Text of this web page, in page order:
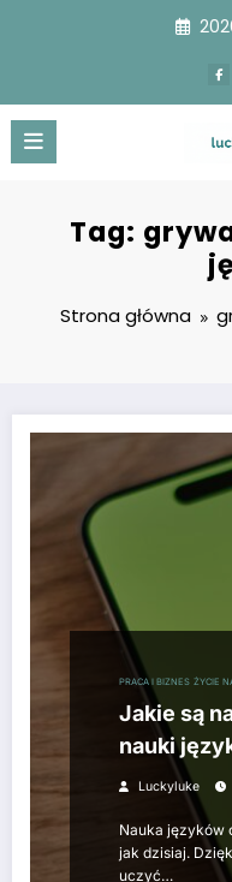
Tag:
Strona główna
PRACA I BIZNES ŻYCIE
Jakie są
nauki
Luckyluke
Nauka języków
jak dzisiaj.
uczyć…